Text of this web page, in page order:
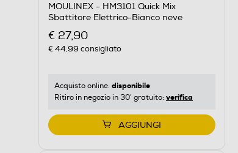
MOULINEX - HM3101 Quick Mix
Sbattitore Elettrico-Bianco neve
€ 27,90
€ 44,99 consigliato
Acquisto online: disponibile
Ritiro in negozio in 30' gratuito: verifica
AGGIUNGI